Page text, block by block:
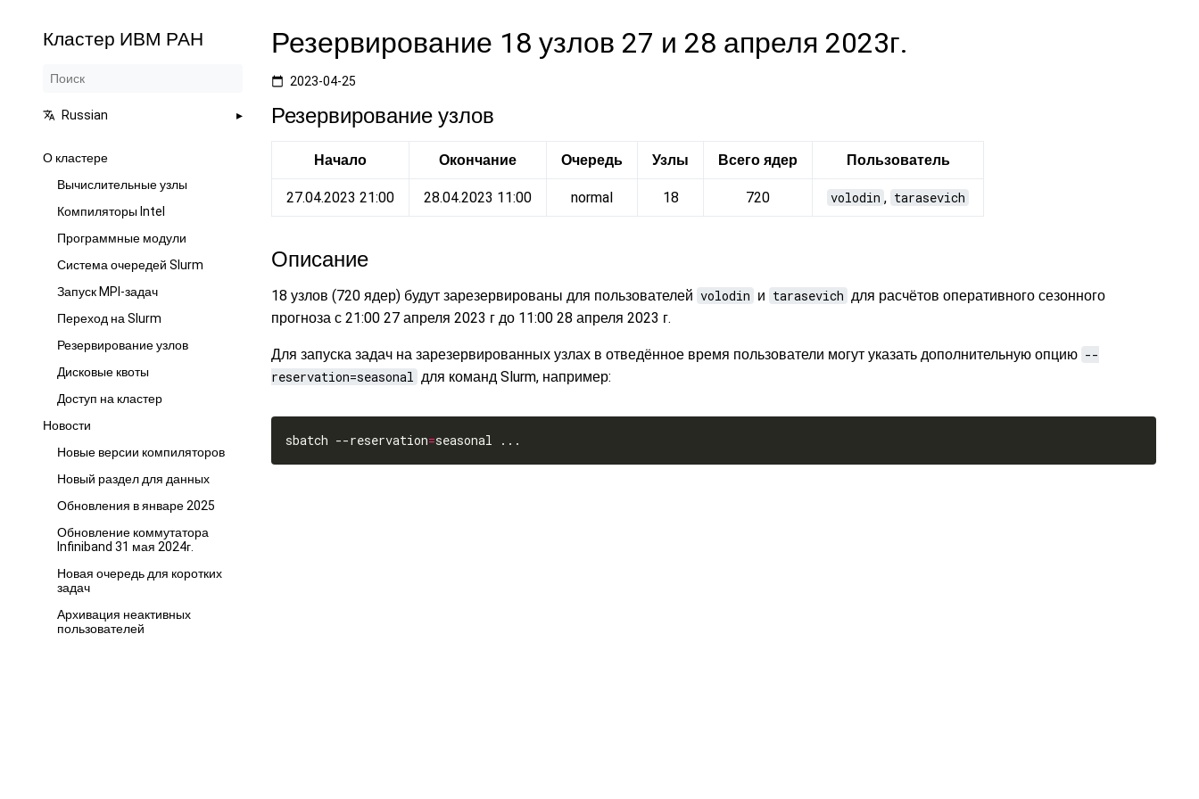
Кластер ИВМ РАН
Russian
О кластере
Вычислительные узлы
Компиляторы Intel
Программные модули
Система очередей Slurm
Запуск MPI-задач
Переход на Slurm
Резервирование узлов
Дисковые квоты
Доступ на кластер
Новости
Новые версии компиляторов
Новый раздел для данных
Обновления в январе 2025
Обновление коммутатора
Infiniband 31 мая 2024г.
Новая очередь для коротких
задач
Архивация неактивных
пользователей
Резервирование 18 узлов 27 и 28 апреля 2023г.
2023-04-25
Резервирование узлов
Начало Окончание Очередь Узлы Всего ядер Пользователь
27.04.2023 21:00 28.04.2023 11:00 normal 18 720 volodin , tarasevich
Описание
18 узлов (720 ядер) будут зарезервированы для пользователей volodin и tarasevich для расчётов оперативного сезонного
прогноза с 21:00 27 апреля 2023 г до 11:00 28 апреля 2023 г.
Для запуска задач на зарезервированных узлах в отведённое время пользователи могут указать дополнительную опцию --
reservation=seasonal для команд Slurm, например:
sbatch --reservation=